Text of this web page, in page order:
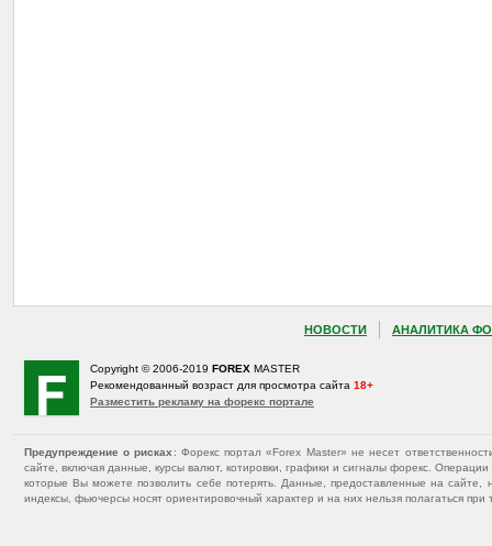
НОВОСТИ АНАЛИТИКА
Copyright © 2006-2019 FOREX MASTER
Рекомендованный возраст для просмотра сайта 18+
Разместить рекламу на форекс портале
Предупреждение о рисках : Форекс портал «Forex Master» не несет
сайте, включая данные, курсы валют, котировки, графики и сигналы форекс.
которые Вы можете позволить себе потерять. Данные, предоставленные на
индексы, фьючерсы носят ориентировочный характер и на них нельзя полагаться при